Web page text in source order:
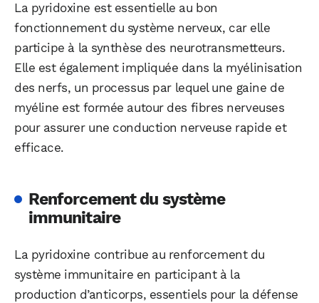
La pyridoxine est essentielle au bon
fonctionnement du système nerveux, car elle
participe à la synthèse des neurotransmetteurs.
Elle est également impliquée dans la myélinisation
des nerfs, un processus par lequel une gaine de
myéline est formée autour des fibres nerveuses
pour assurer une conduction nerveuse rapide et
efficace.
Renforcement du système
immunitaire
La pyridoxine contribue au renforcement du
système immunitaire en participant à la
production d’anticorps, essentiels pour la défense